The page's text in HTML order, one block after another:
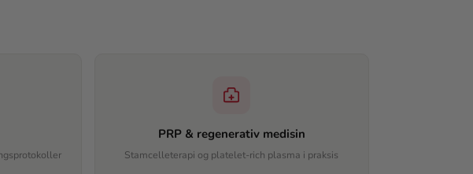
PRP & regenerativ medisin
Stamcelleterapi og platelet-rich plasma i praksis